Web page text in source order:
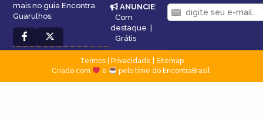
mais no guia Encontra
Guarulhos.
ANUNCIE:
Com
destaque |
Grátis
Termos| Privacidade
Sitemap
Criado com
e pelo time do EncontraBrasil